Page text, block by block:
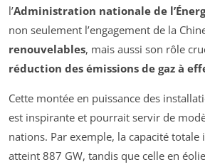
l’Administration nationale de
non seulement l’engagement de la
renouvelables, mais aussi son rôle
réduction des émissions de gaz à
Cette montée en puissance des
est inspirante et pourrait servir de
nations. Par exemple, la capacité totale
atteint 887 GW, tandis que celle en